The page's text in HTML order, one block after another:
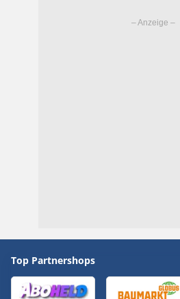
Top Partnershops